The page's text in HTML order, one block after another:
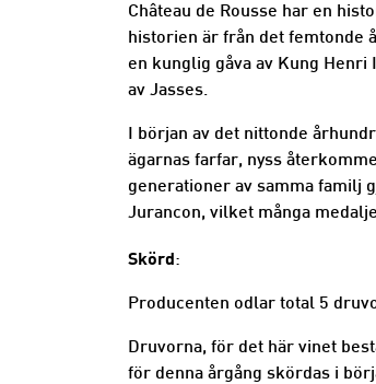
Château de Rousse har en
historien är från det femtonde
en kunglig gåva av Kung Henri
av Jasses.
I början av det nittonde
ägarnas farfar, nyss
generationer av samma familj
Jurancon, vilket många
Skörd:
Producenten odlar total 5
Druvorna, för det här vinet
för denna årgång skördas i